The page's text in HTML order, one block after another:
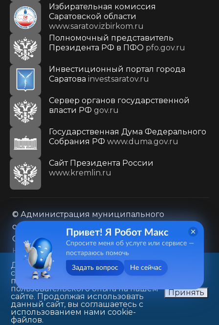
Избирательная комиссия
Саратовской области
www.saratov.izbirkom.ru
Полномочный представитель
Президента РФ в ПФО pfo.gov.ru
Инвестиционный портал города
Саратова investsaratov.ru
Сервер органов государственной
власти РФ gov.ru
Государственная Дума Федерального
Собрания РФ www.duma.gov.ru
Cайт Президента России
www.kremlin.ru
© Администрация муниципального
образования городского округа «Город
Саратов»
Контакты
Карта сайта
Политика в отношении обработки
персональных данных
410031, г. Саратов, ул. Первомайская, д. 78
+7(8452)26-02-49
Данный веб-сайт использует
cookie-файлы в целях
предоставления вам лучшего
пользовательского опыта на нашем
сайте. Продолжая использовать
данный сайт, вы соглашаетесь с
использованием нами cookie-
файлов.
Принять
Привет! Я Робот Макс
Спросите меня об услуге или сервисе —
постараюсь помочь
Задать вопрос Не сейчас